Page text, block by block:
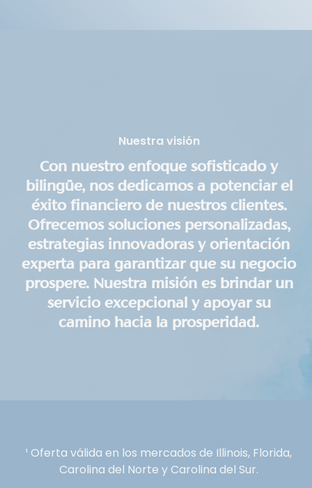
Nuestra visión
Con nuestro enfoque sofisticado y
bilingüe, nos dedicamos a potenciar el
éxito financiero de nuestros clientes.
Ofrecemos soluciones personalizadas,
estrategias innovadoras y orientación
experta para garantizar que su negocio
prospere. Nuestra misión es brindar un
servicio excepcional y apoyar su
camino hacia la prosperidad.
¹ Oferta válida en los mercados de Illinois, Florida,
Carolina del Norte y Carolina del Sur.